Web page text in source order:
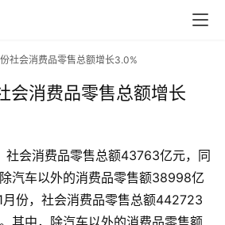
社会消费品零售总额增长3.0%
会消费品零售总额增长
社会消费品零售总额43763亿元，同
汽车以外的消费品零售额38998亿
份，社会消费品零售总额442723